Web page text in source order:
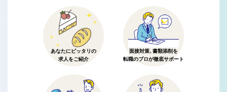
あなたにピッタリの
求人をご紹介
面接対策、書類添削を
転職のプロが徹底サポート